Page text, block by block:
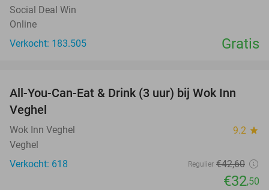
Social Deal Win
Online
Verkocht: 183.505
Gratis
24%
All-You-Can-Eat & Drink (3 uur) bij Wok Inn
Veghel
Wok Inn Veghel 9.2 star
Veghel
Verkocht: 618
Regulier €42,60
€32,50